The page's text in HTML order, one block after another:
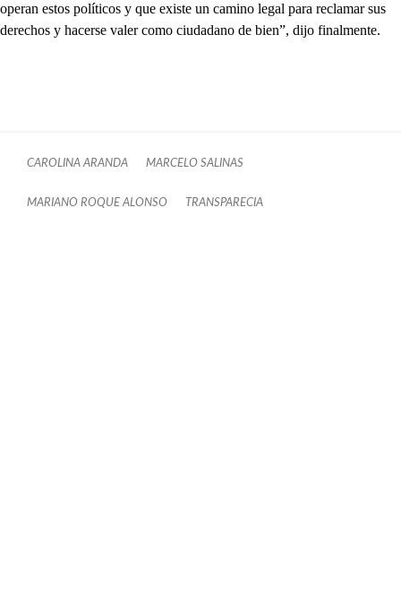
operan estos políticos y que existe un camino legal para reclamar sus
derechos y hacerse valer como ciudadano de bien”, dijo finalmente.
CAROLINA ARANDA MARCELO SALINAS
MARIANO ROQUE ALONSO TRANSPARECIA